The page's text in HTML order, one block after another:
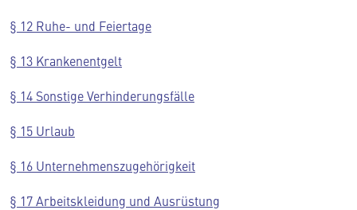
§ 12 Ruhe- und Feiertage
§ 13 Krankenentgelt
§ 14 Sonstige Verhinderungsfälle
§ 15 Urlaub
§ 16 Unternehmenszugehörigkeit
§ 17 Arbeitskleidung und Ausrüstung